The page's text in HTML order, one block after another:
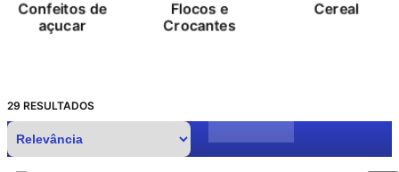
de
açucar
Flocos e
Crocantes
Cereal
29 RESULTADOS